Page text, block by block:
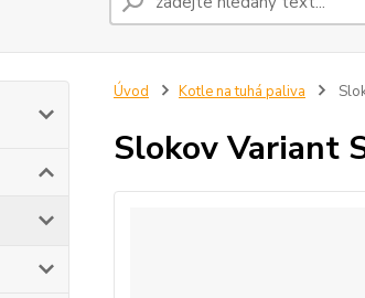
Úvod Kotle na tuhá paliva
Slokov Variant